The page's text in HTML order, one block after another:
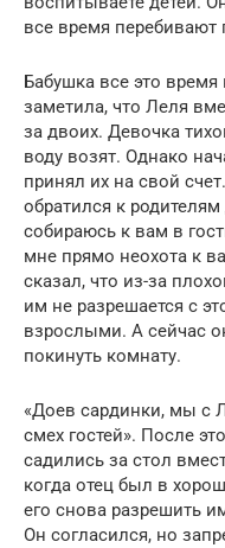
все время
Бабушка все это
заметила, что Леля
за двоих. Девочка
воду возят. Однако
принял их на свой
обра­тился к
собираюсь к вам в
мне прямо неохота к
сказал, что из-за
им не разрешается с
взрослыми. А сейчас
покинуть комнату.
«Доев сардинки, мы с
смех гостей». После
садились за стол
когда отец был в
его снова разрешить
Он согласился, но